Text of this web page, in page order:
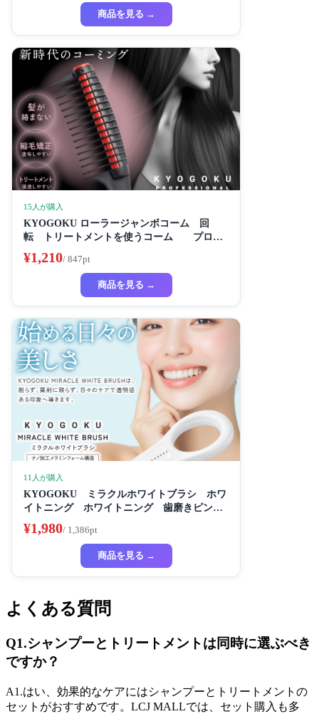
商品を見る →
15人が購入
KYOGOKU ローラージャンボコーム 回
転 トリートメントを使うコーム プロ仕
様
¥1,210/ 847pt
商品を見る →
11人が購入
KYOGOKU ミラクルホワイトブラシ ホワ
イトニング ホワイトニング 歯磨きピンク
き粉き 歯磨き粉 セルフホワイトニング
¥1,980/ 1,386pt
商品を見る →
よくある質問
Q1.シャンプーとトリートメントは同時に選ぶべき
ですか？
A1.はい、効果的なケアにはシャンプーとトリートメントの
セットがおすすめです。LCJ MALLでは、セット購入も多